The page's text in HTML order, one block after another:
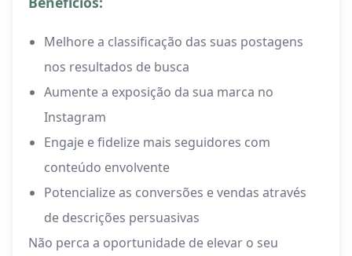
Melhore a classificação das suas postagens
nos resultados de busca
Aumente a exposição da sua marca no
Instagram
Engaje e fidelize mais seguidores com
conteúdo envolvente
Potencialize as conversões e vendas através
de descrições persuasivas
Não perca a oportunidade de elevar o seu